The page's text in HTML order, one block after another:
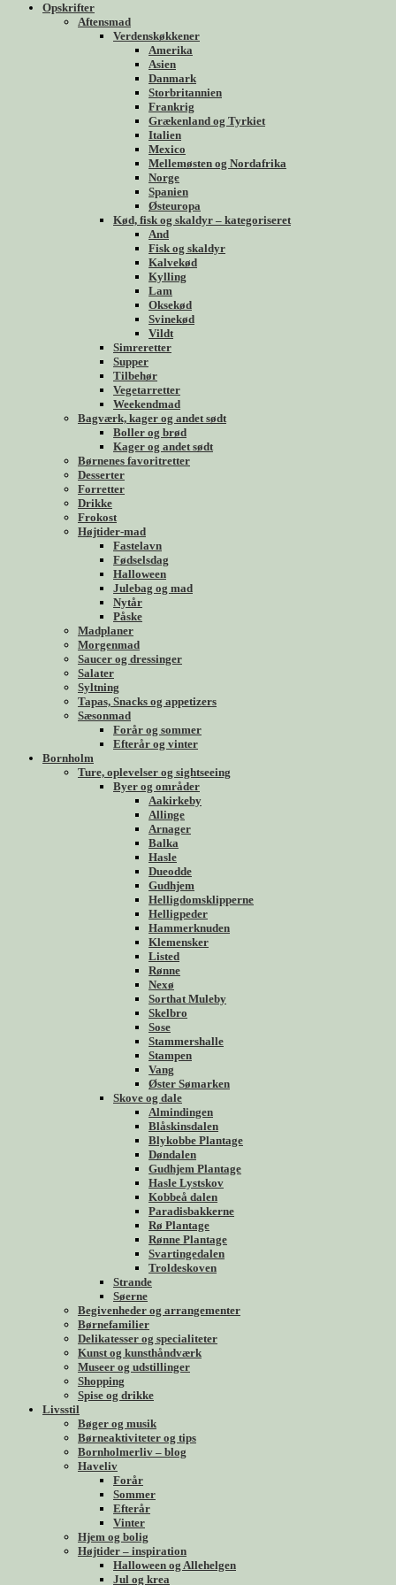
Opskrifter
Aftensmad
Verdenskøkkener
Amerika
Asien
Danmark
Storbritannien
Frankrig
Grækenland og Tyrkiet
Italien
Mexico
Mellemøsten og Nordafrika
Norge
Spanien
Østeuropa
Kød, fisk og skaldyr – kategoriseret
And
Fisk og skaldyr
Kalvekød
Kylling
Lam
Oksekød
Svinekød
Vildt
Simreretter
Supper
Tilbehør
Vegetarretter
Weekendmad
Bagværk, kager og andet sødt
Boller og brød
Kager og andet sødt
Børnenes favoritretter
Desserter
Forretter
Drikke
Frokost
Højtider-mad
Fastelavn
Fødselsdag
Halloween
Julebag og mad
Nytår
Påske
Madplaner
Morgenmad
Saucer og dressinger
Salater
Syltning
Tapas, Snacks og appetizers
Sæsonmad
Forår og sommer
Efterår og vinter
Bornholm
Ture, oplevelser og sightseeing
Byer og områder
Aakirkeby
Allinge
Arnager
Balka
Hasle
Dueodde
Gudhjem
Helligdomsklipperne
Helligpeder
Hammerknuden
Klemensker
Listed
Rønne
Nexø
Sorthat Muleby
Skelbro
Sose
Stammershalle
Stampen
Vang
Øster Sømarken
Skove og dale
Almindingen
Blåskinsdalen
Blykobbe Plantage
Døndalen
Gudhjem Plantage
Hasle Lystskov
Kobbeå dalen
Paradisbakkerne
Rø Plantage
Rønne Plantage
Svartingedalen
Troldeskoven
Strande
Søerne
Begivenheder og arrangementer
Børnefamilier
Delikatesser og specialiteter
Kunst og kunsthåndværk
Museer og udstillinger
Shopping
Spise og drikke
Livsstil
Bøger og musik
Børneaktiviteter og tips
Bornholmerliv – blog
Haveliv
Forår
Sommer
Efterår
Vinter
Hjem og bolig
Højtider – inspiration
Halloween og Allehelgen
Jul og krea